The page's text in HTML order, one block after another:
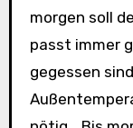
morgen soll
passt immer
gegessen